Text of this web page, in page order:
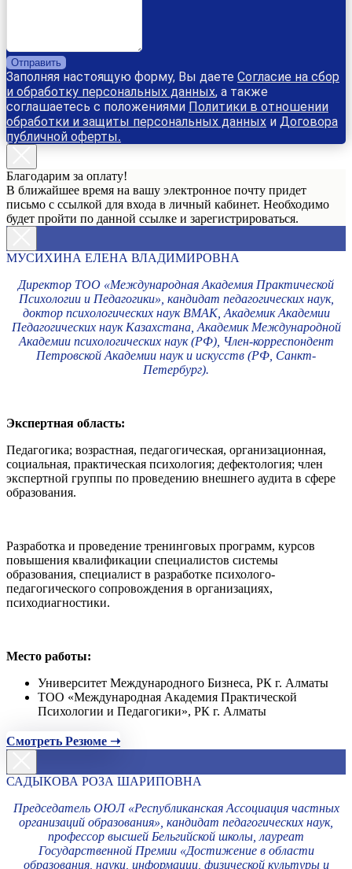
Отправить
Заполняя настоящую форму, Вы даете Согласие на сбор
и обработку персональных данных, а также
соглашаетесь с положениями Политики в отношении
обработки и защиты персональных данных и Договора
публичной оферты.
Благодарим за оплату!
В ближайшее время на вашу электронное почту придет
письмо с ссылкой для входа в личный кабинет. Необходимо
будет пройти по данной ссылке и зарегистрироваться.
МУСИХИНА ЕЛЕНА ВЛАДИМИРОВНА
Директор ТОО «Международная Академия Практической
Психологии и Педагогики», кандидат педагогических наук,
доктор психологических наук ВМАК, Академик Академии
Педагогических наук Казахстана, Академик Международной
Академии психологических наук (РФ), Член-корреспондент
Петровской Академии наук и искусств (РФ, Санкт-
Петербург).
Экспертная область:
Педагогика; возрастная, педагогическая, организационная,
социальная, практическая психология; дефектология; член
экспертной группы по проведению внешнего аудита в сфере
образования.
Разработка и проведение тренинговых программ, курсов
повышения квалификации специалистов системы
образования, специалист в разработке психолого-
педагогического сопровождения в организациях,
психодиагностики.
Место работы:
Университет Международного Бизнеса, РК г. Алматы
ТОО «Международная Академия Практической
Психологии и Педагогики», РК г. Алматы
Смотреть Резюме ➝
САДЫКОВА РОЗА ШАРИПОВНА
Председатель ОЮЛ «Республиканская Ассоциация частных
организаций образования», кандидат педагогических наук,
профессор высшей Бельгийской школы, лауреат
Государственной Премии «Достижение в области
образования, науки, информации, физической культуры и